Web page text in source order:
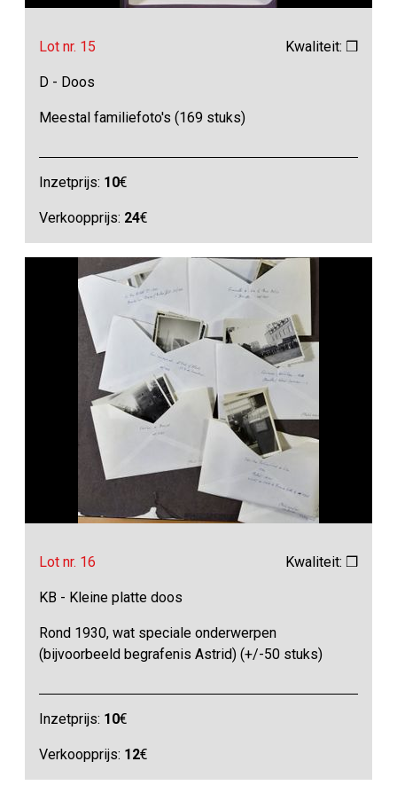
Lot nr. 15 Kwaliteit: ❒
D - Doos
Meestal familiefoto's (169 stuks)
Inzetprijs: 10€
Verkoopprijs: 24€
Lot nr. 16 Kwaliteit: ❒
KB - Kleine platte doos
Rond 1930, wat speciale onderwerpen
(bijvoorbeeld begrafenis Astrid) (+/-50 stuks)
Inzetprijs: 10€
Verkoopprijs: 12€